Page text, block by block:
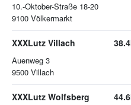
10.-Oktober-Straße 18-20
9100 Völkermarkt
XXXLutz Villach
Auenweg 3
9500 Villach
XXXLutz Wolfsberg